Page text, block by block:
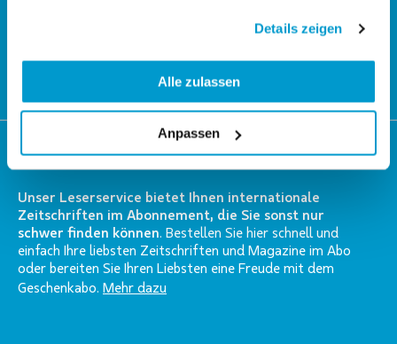
Details zeigen
Alle zulassen
Anpassen
Netzwerk mit mehr als 200 Standorten weltweit.
LESEN SIE MEHR
Wer wir sind?
Unser Leserservice bietet Ihnen internationale
Zeitschriften im Abonnement, die Sie sonst nur
schwer finden können. Bestellen Sie hier schnell und
einfach Ihre liebsten Zeitschriften und Magazine im Abo
oder bereiten Sie Ihren Liebsten eine Freude mit dem
Geschenkabo. Mehr dazu